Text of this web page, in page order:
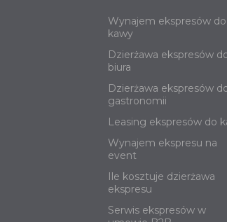
Wynajem ekspresów do
kawy
Dzierżawa ekspresów
biura
Dzierżawa ekspresów
gastronomii
Leasing ekspresów do
Wynajem ekspresu na
event
Ile kosztuje dzierżawa
ekspresu
Serwis ekspresów w